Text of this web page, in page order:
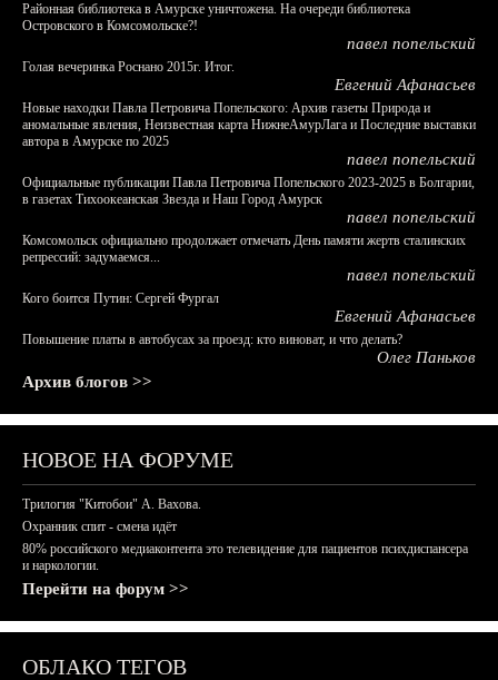
Районная библиотека в Амурске уничтожена. На очереди библиотека
Островского в Комсомольске?!
павел попельский
Голая вечеринка Роснано 2015г. Итог.
Евгений Афанасьев
Новые находки Павла Петровича Попельского: Архив газеты Природа и
аномальные явления, Неизвестная карта НижнеАмурЛага и Последние выставки
автора в Амурске по 2025
павел попельский
Официальные публикации Павла Петровича Попельского 2023-2025 в Болгарии,
в газетах Тихоокеанская Звезда и Наш Город Амурск
павел попельский
Комсомольск официально продолжает отмечать День памяти жертв сталинских
репрессий: задумаемся...
павел попельский
Кого боится Путин: Сергей Фургал
Евгений Афанасьев
Повышение платы в автобусах за проезд: кто виноват, и что делать?
Олег Паньков
Архив блогов >>
НОВОЕ НА ФОРУМЕ
Трилогия "Китобои" А. Вахова.
Охранник спит - смена идёт
80% российского медиаконтента это телевидение для пациентов психдиспансера
и наркологии.
Перейти на форум >>
ОБЛАКО ТЕГОВ